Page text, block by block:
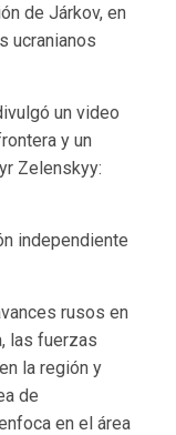
de Járkov, en
ucranianos
un video
y un
Zelenskyy:
independiente
rusos en
las fuerzas
la región y
de
en el área